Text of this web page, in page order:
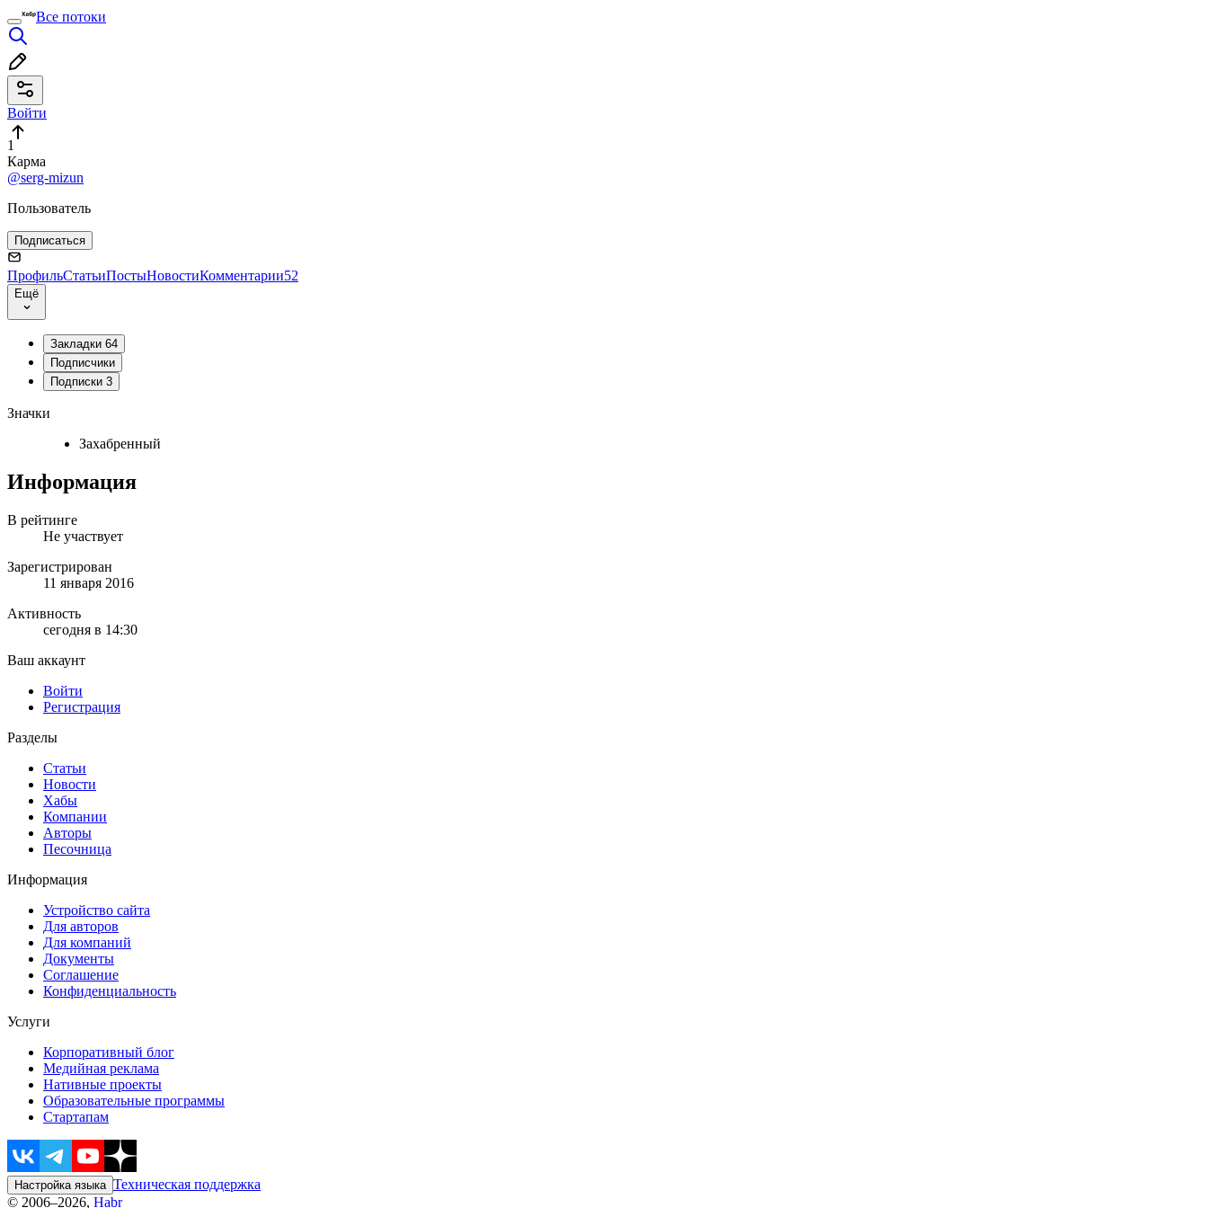
Все потоки
Войти
1
Карма
@serg-mizun
Пользователь
Подписаться
ПрофильСтатьиПостыНовостиКомментарии52
Ещё
Закладки 64
Подписчики
Подписки 3
Значки
Захабренный
Информация
В рейтинге
Не участвует
Зарегистрирован
11 января 2016
Активность
сегодня в 14:30
Ваш аккаунт
Войти
Регистрация
Разделы
Статьи
Новости
Хабы
Компании
Авторы
Песочница
Информация
Устройство сайта
Для авторов
Для компаний
Документы
Соглашение
Конфиденциальность
Услуги
Корпоративный блог
Медийная реклама
Нативные проекты
Образовательные программы
Стартапам
Настройка языка Техническая поддержка
© 2006–2026, Habr